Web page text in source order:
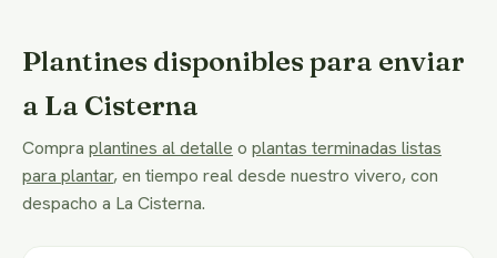
Plantines disponibles para enviar
a La Cisterna
Compra plantines al detalle o plantas terminadas listas
para plantar, en tiempo real desde nuestro vivero, con
despacho a La Cisterna.